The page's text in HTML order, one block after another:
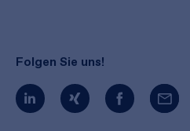
Folgen Sie uns!